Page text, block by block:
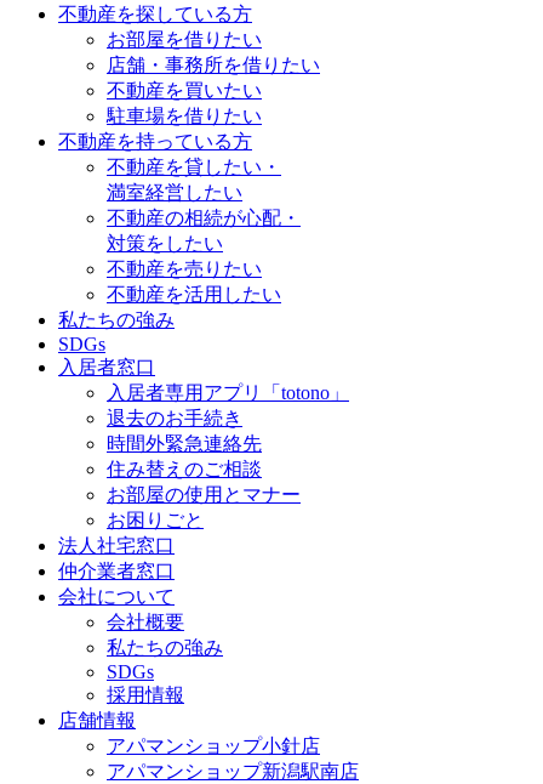
不動産を探している方
お部屋を借りたい
店舗・事務所を借りたい
不動産を買いたい
駐車場を借りたい
不動産を持っている方
不動産を貸したい・
満室経営したい
不動産の相続が心配・
対策をしたい
不動産を売りたい
不動産を活用したい
私たちの強み
SDGs
入居者窓口
入居者専用アプリ「totono」
退去のお手続き
時間外緊急連絡先
住み替えのご相談
お部屋の使用とマナー
お困りごと
法人社宅窓口
仲介業者窓口
会社について
会社概要
私たちの強み
SDGs
採用情報
店舗情報
アパマンショップ小針店
アパマンショップ新潟駅南店